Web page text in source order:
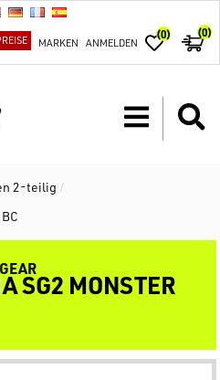
MARKEN ANMELDEN
(0) (0)
2-teilig /
SG2 MONSTER